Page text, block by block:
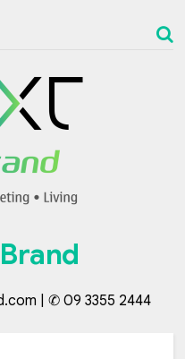
| ✆ 09 3355 2444